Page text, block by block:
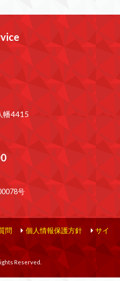
幡4415
号
問 個人情報保護方針
サイ
Reserved.